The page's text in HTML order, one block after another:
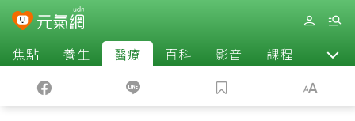
焦點 養生 醫療 百科 影音 課程 退休